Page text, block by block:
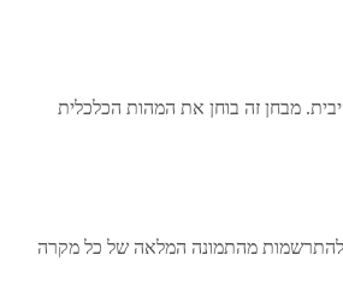
מבחן זה בוחן את המהות הכלכלית
להתרשמות מהתמונה המלאה של כל מקרה